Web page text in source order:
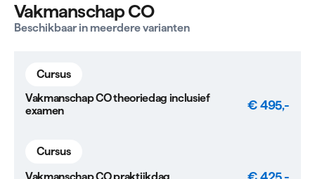
Vakmanschap CO
Beschikbaar in meerdere varianten
Vakmanschap CO theoriedag inclusief
examen
Cursus
€ 495,-
Vakmanschap CO praktijkdag
Cursus